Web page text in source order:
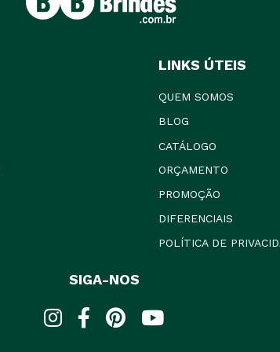
LINKS ÚTEIS
QUEM SOMOS
BLOG
CATÁLOGO
ORÇAMENTO
PROMOÇÃO
DIFERENCIAIS
POLÍTICA DE
SIGA-NOS